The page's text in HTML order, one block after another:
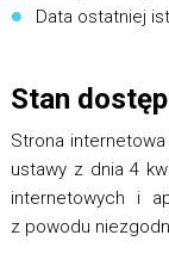
Data ostatniej
Stan
Strona
ustawy z dnia 4
internetowych i
z powodu